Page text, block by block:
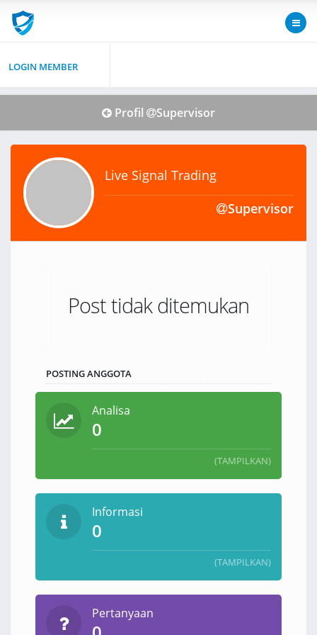
LOGIN MEMBER
Profil Supervisor
Live Signal Trading
Supervisor
Post tidak ditemukan
POSTING ANGGOTA
Analisa
0
(TAMPILKAN)
Informasi
0
(TAMPILKAN)
Pertanyaan